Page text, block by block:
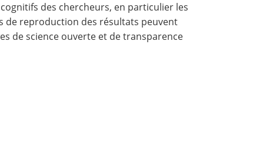
des chercheurs, en particulier les
de reproduction des résultats peuvent
de science ouverte et de transparence